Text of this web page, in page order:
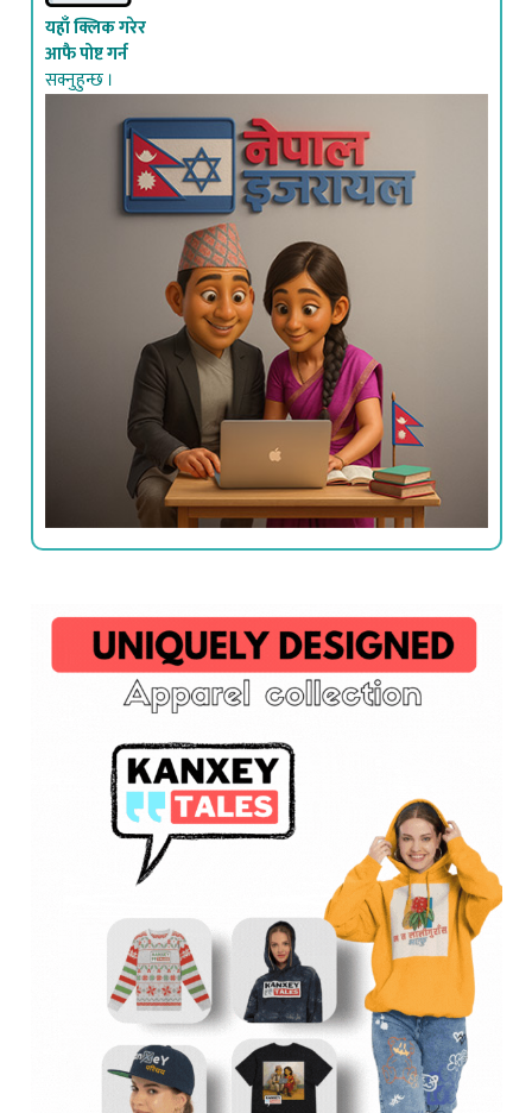
यहाँ क्लिक गरेर
आफै पोष्ट गर्न
सक्नुहुन्छ ।